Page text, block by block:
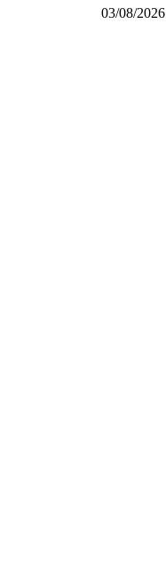
03/08/2026